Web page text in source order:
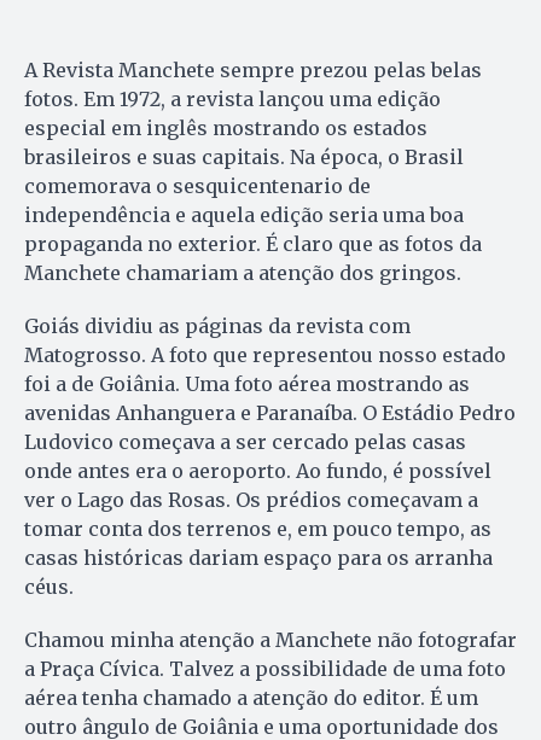
A Revista Manchete sempre prezou pelas belas
fotos. Em 1972, a revista lançou uma edição
especial em inglês mostrando os estados
brasileiros e suas capitais. Na época, o Brasil
comemorava o sesquicentenario de
independência e aquela edição seria uma boa
propaganda no exterior. É claro que as fotos da
Manchete chamariam a atenção dos gringos.
Goiás dividiu as páginas da revista com
Matogrosso. A foto que representou nosso estado
foi a de Goiânia. Uma foto aérea mostrando as
avenidas Anhanguera e Paranaíba. O Estádio Pedro
Ludovico começava a ser cercado pelas casas
onde antes era o aeroporto. Ao fundo, é possível
ver o Lago das Rosas. Os prédios começavam a
tomar conta dos terrenos e, em pouco tempo, as
casas históricas dariam espaço para os arranha
céus.
Chamou minha atenção a Manchete não fotografar
a Praça Cívica. Talvez a possibilidade de uma foto
aérea tenha chamado a atenção do editor. É um
outro ângulo de Goiânia e uma oportunidade dos